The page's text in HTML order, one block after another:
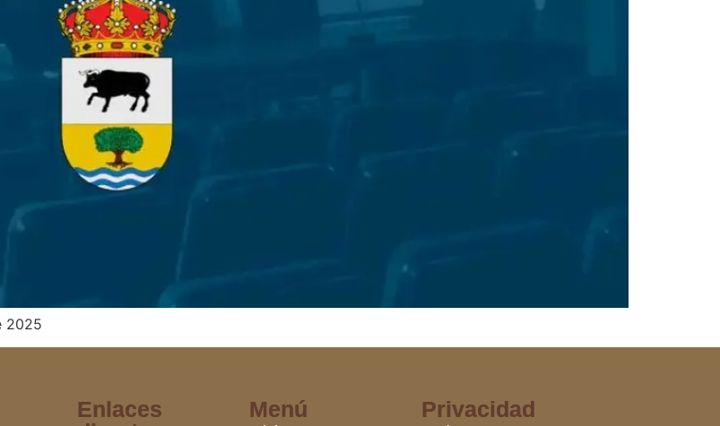
2025
Enlaces
Menú Privacidad